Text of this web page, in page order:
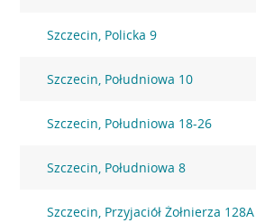
Szczecin, Policka 9
Szczecin, Południowa 10
Szczecin, Południowa 18-26
Szczecin, Południowa 8
Szczecin, Przyjaciół Żołnierza 128A